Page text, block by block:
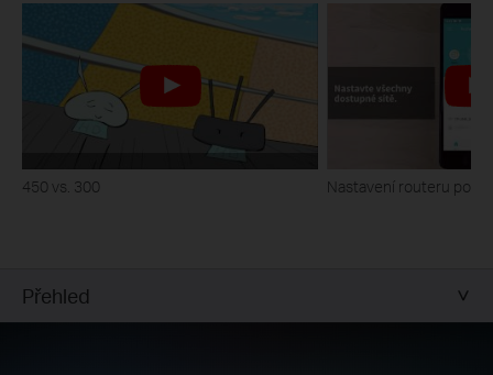
450 vs. 300 Nastavení routeru
Přehled